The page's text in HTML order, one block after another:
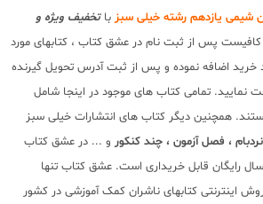
شیمی یازدهم رشته خیلی سبز باتخفیف ویژه و
کافیست پس از ثبت نام در عشق کتاب ، کتابهای مورد
خرید اضافه نموده و پس از ثبت آدرس تحویل گیرنده
نمایید. تمامی کتاب های موجود در اینجا شامل
همچنین دیگر کتاب های انتشارات خیلی سبز
، فصل آزمون ، چند کنکور و ... در عشق کتاب
رایگان قابل خریداری است. عشق کتاب تنها
اینترنتی کتابهای ناشران کمک آموزشی در کشور